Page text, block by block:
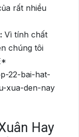
rất nhiều
Vì tính chất
chúng tôi
22-bai-hat-
xua-den-nay
Hay